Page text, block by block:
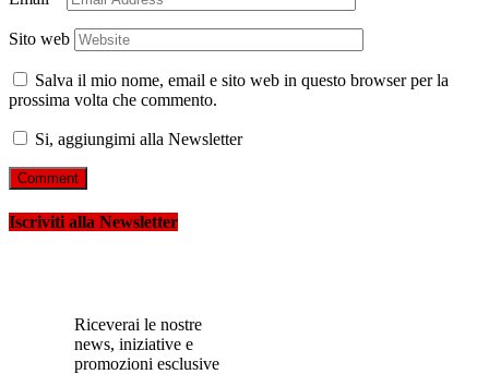
Sito web
Salva il mio nome, email e sito web in questo browser per la
prossima volta che commento.
Si, aggiungimi alla Newsletter
Iscriviti alla Newsletter
Riceverai le nostre
news, iniziative e
promozioni esclusive